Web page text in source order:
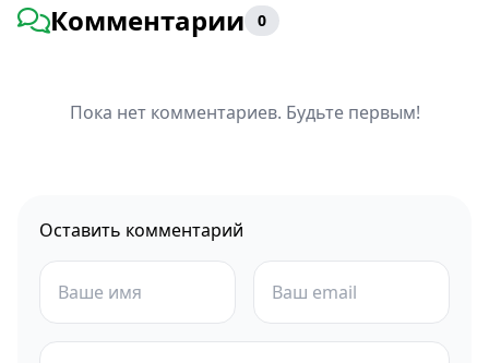
Комментарии 0
Пока нет комментариев. Будьте первым!
Оставить комментарий